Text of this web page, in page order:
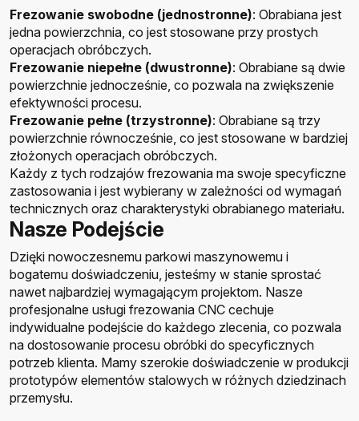
Frezowanie swobodne (jednostronne): Obrabiana jest
jedna powierzchnia, co jest stosowane przy prostych
operacjach obróbczych.
Frezowanie niepełne (dwustronne): Obrabiane są dwie
powierzchnie jednocześnie, co pozwala na zwiększenie
efektywności procesu.
Frezowanie pełne (trzystronne): Obrabiane są trzy
powierzchnie równocześnie, co jest stosowane w bardziej
złożonych operacjach obróbczych.
Każdy z tych rodzajów frezowania ma swoje specyficzne
zastosowania i jest wybierany w zależności od wymagań
technicznych oraz charakterystyki obrabianego materiału.
Nasze Podejście
Dzięki nowoczesnemu parkowi maszynowemu i
bogatemu doświadczeniu, jesteśmy w stanie sprostać
nawet najbardziej wymagającym projektom. Nasze
profesjonalne usługi frezowania CNC cechuje
indywidualne podejście do każdego zlecenia, co pozwala
na dostosowanie procesu obróbki do specyficznych
potrzeb klienta. Mamy szerokie doświadczenie w produkcji
prototypów elementów stalowych w różnych dziedzinach
przemysłu.